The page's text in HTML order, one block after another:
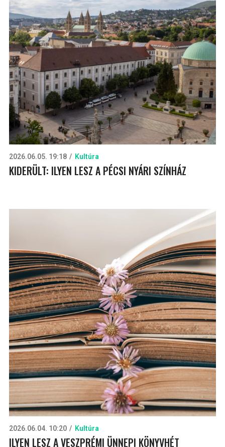
2026.06.05. 19:18 Kultúra
KIDERÜLT: ILYEN LESZ A PÉCSI NYÁRI SZÍNHÁZ
2026.06.04. 10:20 Kultúra
ILYEN LESZ A VESZPRÉMI ÜNNEPI KÖNYVHÉT